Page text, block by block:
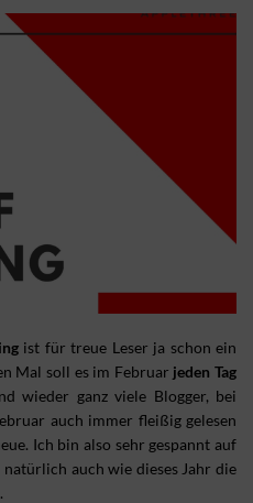
ist für treue Leser ja schon ein
Mal soll es im Februar jeden Tag
wieder ganz viele Blogger, bei
auch immer fleißig gelesen
Ich bin also sehr gespannt auf
auch wie dieses Jahr die